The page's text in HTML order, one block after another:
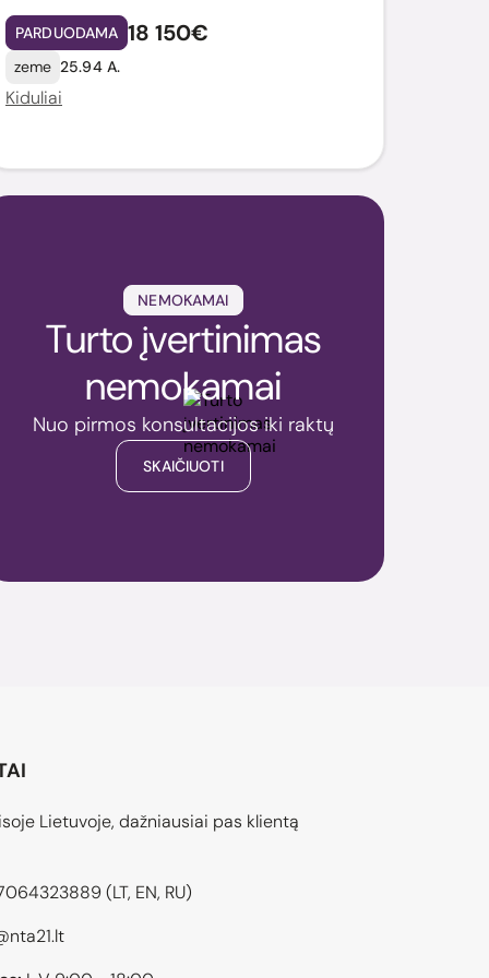
PARDUODAMA 18 150€
zeme 25.94 A.
Kiduliai
NEMOKAMAI
Turto įvertinimas
nemokamai
Nuo pirmos konsultacijos iki raktų
SKAIČIUOTI
Lietuvoje, dažniausiai pas klientą
(LT, EN, RU)